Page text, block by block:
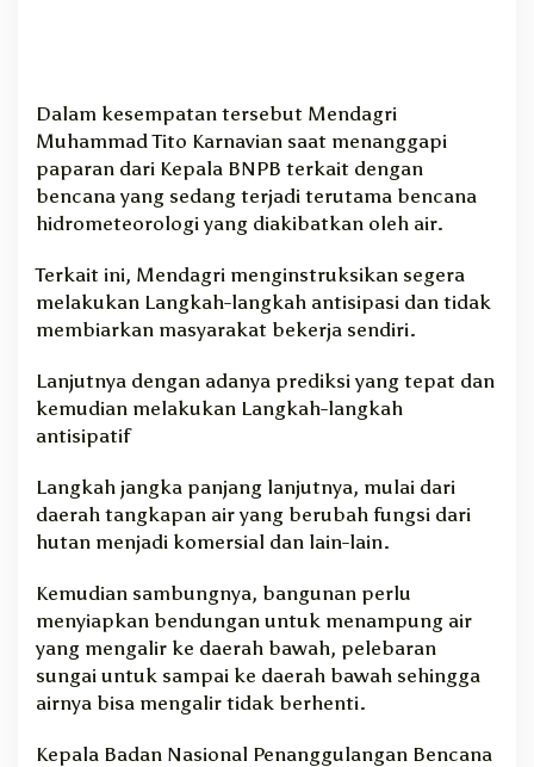
Dalam kesempatan tersebut Mendagri
Muhammad Tito Karnavian saat menanggapi
paparan dari Kepala BNPB terkait dengan
bencana yang sedang terjadi terutama bencana
hidrometeorologi yang diakibatkan oleh air.
Terkait ini, Mendagri menginstruksikan segera
melakukan Langkah-langkah antisipasi dan tidak
membiarkan masyarakat bekerja sendiri.
Lanjutnya dengan adanya prediksi yang tepat dan
kemudian melakukan Langkah-langkah
antisipatif
Langkah jangka panjang lanjutnya, mulai dari
daerah tangkapan air yang berubah fungsi dari
hutan menjadi komersial dan lain-lain.
Kemudian sambungnya, bangunan perlu
menyiapkan bendungan untuk menampung air
yang mengalir ke daerah bawah, pelebaran
sungai untuk sampai ke daerah bawah sehingga
airnya bisa mengalir tidak berhenti.
Kepala Badan Nasional Penanggulangan Bencana